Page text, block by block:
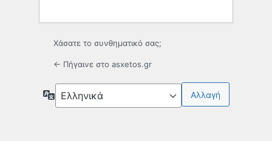
Χάσατε το συνθηματικό σας;
← Πήγαινε στο asxetos.gr
Γλώσσα